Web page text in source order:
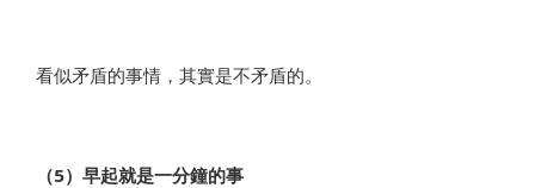
看似矛盾的事情，其實是不矛盾的。
（5）早起就是一分鐘的事